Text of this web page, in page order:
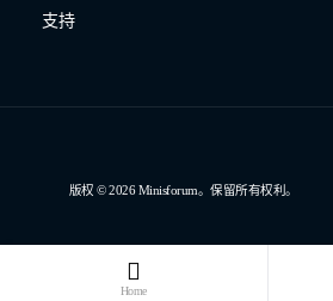
支持
版权 © 2026 Minisforum。保留所有权利。
Home